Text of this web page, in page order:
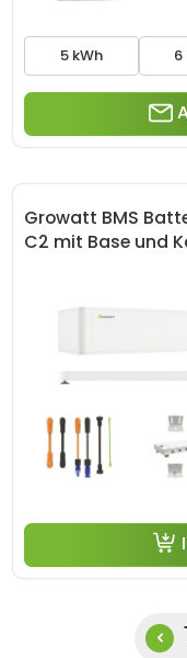
5 kWh 6
Growatt BMS
C2 mit Base und